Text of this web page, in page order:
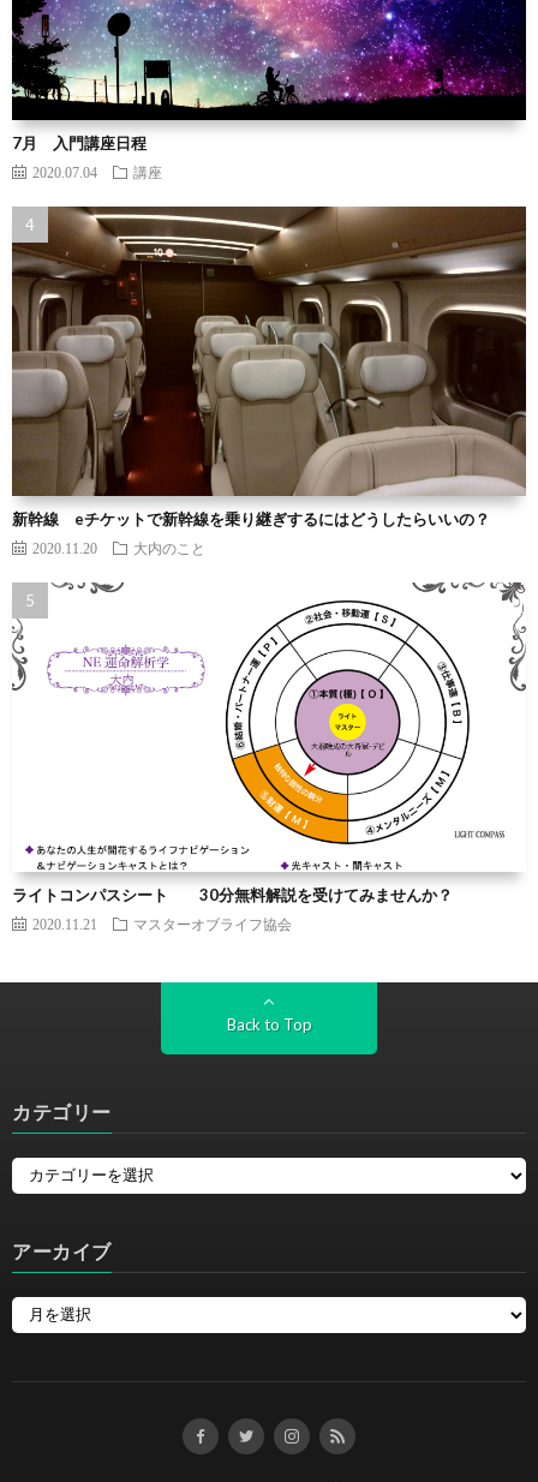
7月 入門講座日程
2020.07.04 講座
新幹線 eチケットで新幹線を乗り継ぎするにはどうしたらいいの？
2020.11.20 大内のこと
ライトコンパスシート 30分無料解説を受けてみませんか？
2020.11.21 マスターオブライフ協会
Back to Top
カテゴリー
アーカイブ